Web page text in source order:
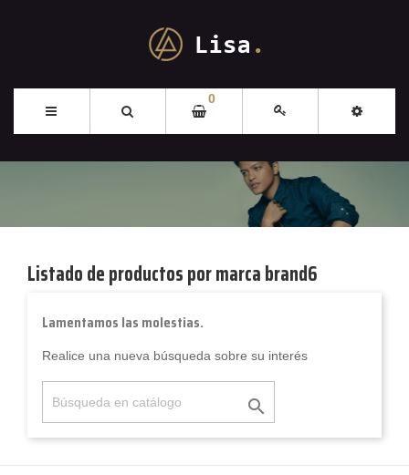
0
Listado de productos por marca brand6
Lamentamos las molestias.
Realice una nueva búsqueda sobre su interés
